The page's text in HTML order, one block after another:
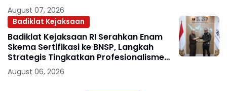
August 07, 2026
Badiklat Kejaksaan
Badiklat Kejaksaan RI Serahkan Enam
Skema Sertifikasi ke BNSP, Langkah
Strategis Tingkatkan Profesionalisme
Jaksa
August 06, 2026